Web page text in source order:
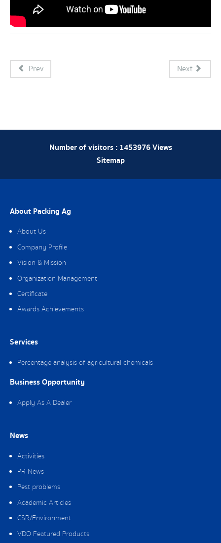
Prev Next
Number of visitors : 1453976Views
Sitemap
About Packing Ag
About Us
Company Profile
Vision & Mission
Organization Management
Certificate
Awards Achievements
Services
Percentage analysis of agricultural chemicals
Business Opportunity
Apply As A Dealer
News
Activities
PR News
Pest problems
Academic Articles
CSR/Environment
VDO Featured Products